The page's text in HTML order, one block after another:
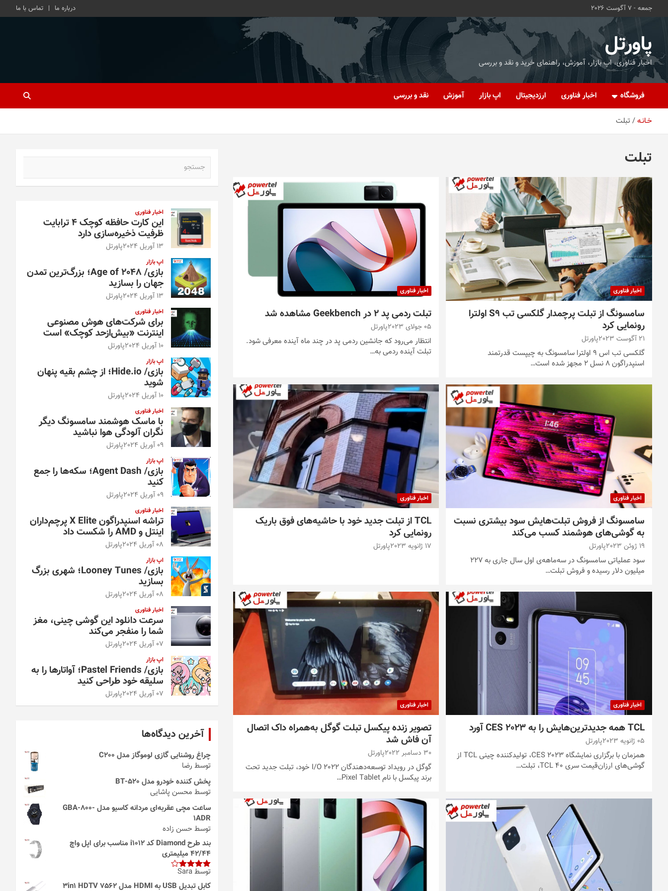
جمعه - 7 آگوست 2026 درباره ما تماس با ما
پاورتل
اخبار فناوری، اپ بازار، آموزش، راهنمای خرید و نقد و بررسی
فروشگاه اخبار فناوری ارزدیجیتال اپ بازار آموزش نقد و بررسی
خـانـه تبلت
تبلت
اخبار فناوری
سامسونگ از تبلت پرچمدار گلکسی تب S9 اولترا
رونمایی کرد
21 آگوست 2023 پاورتل
گلکسی تب اس 9 اولترا سامسونگ به چیپست قدرتمند
اسنپدراگون 8 نسل 2 مجهز شده است…
اخبار فناوری
تبلت ردمی پد ۲ در Geekbench مشاهده شد
05 جولای 2023 پاورتل
انتظار می‌رود که جانشین ردمی پد در چند ماه آینده معرفی شود.
تبلت آینده ردمی به…
اخبار فناوری
سامسونگ از فروش تبلت‌هایش سود بیشتری نسبت
به گوشی‌های هوشمند کسب می‌کند
19 ژوئن 2023 پاورتل
سود عملیاتی سامسونگ در سه‌ماهه‌ی اول سال جاری به ۲۲۷
میلیون دلار رسیده و فروش تبلت…
اخبار فناوری
TCL از تبلت جدید خود با حاشیه‌های فوق باریک
رونمایی کرد
17 ژانویه 2023 پاورتل
اخبار فناوری
TCL همه جدیدترین‌هایش را به CES 2023 آورد
05 ژانویه 2023 پاورتل
همزمان با برگزاری نمایشگاه CES 2023، تولیدکننده چینی TCL از
گوشی‌های ارزان‌قیمت سری TCL 40، تبلت…
اخبار فناوری
تصویر زنده پیکسل تبلت گوگل به‌همراه داک اتصال
آن فاش شد
30 دسامبر 2022 پاورتل
گوگل در رویداد توسعه‌دهندگان I/O 2022 خود، تبلت جدید تحت
برند پیکسل با نام Pixel Tablet…
اخبار فناوری
این کارت حافظه کوچک ۴ ترابایت
ظرفیت ذخیره‌سازی دارد
13 آوریل 2024 پاورتل
اپ بازار
بازی/ Age of 2048؛ بزرگ‌ترین تمدن
جهان را بسازید
13 آوریل 2024 پاورتل
اخبار فناوری
برای شرکت‌های هوش مصنوعی
اینترنت «بیش‌از‌حد کوچک» است
10 آوریل 2024 پاورتل
اپ بازار
بازی/ Hide.io؛ از چشم بقیه پنهان
شوید
10 آوریل 2024 پاورتل
اخبار فناوری
با ماسک هوشمند سامسونگ دیگر
نگران آلودگی هوا نباشید
09 آوریل 2024 پاورتل
اپ بازار
بازی/ Agent Dash؛ سکه‌ها را جمع
کنید
09 آوریل 2024 پاورتل
اخبار فناوری
تراشه اسنپدراگون X Elite پرچم‌داران
اینتل و AMD را شکست داد
08 آوریل 2024 پاورتل
اپ بازار
بازی/ Looney Tunes؛ شهری بزرگ
بسازید
08 آوریل 2024 پاورتل
اخبار فناوری
سرعت دانلود این گوشی چینی، مغز
شما را منفجر می‌کند
07 آوریل 2024 پاورتل
اپ بازار
بازی/ Pastel Friends؛ آواتارها را به
سلیقه خود طراحی کنید
07 آوریل 2024 پاورتل
آخرین دیدگاه‌ها
چراغ روشنایی گازی لوموگاز مدل C200
توسط رضا
پخش کننده خودرو مدل 520-BT
توسط محسن پاشایی
ساعت مچی عقربه‌ای مردانه کاسیو مدل GBA-800-
1ADR
توسط حسن زاده
بند طرح Diamond کد i1012 مناسب برای اپل واچ
42/44 میلیمتری
امتیاز4
از 5
توسط Sara
کابل تبدیل USB به HDMI مدل 3in1 HDTV 7562